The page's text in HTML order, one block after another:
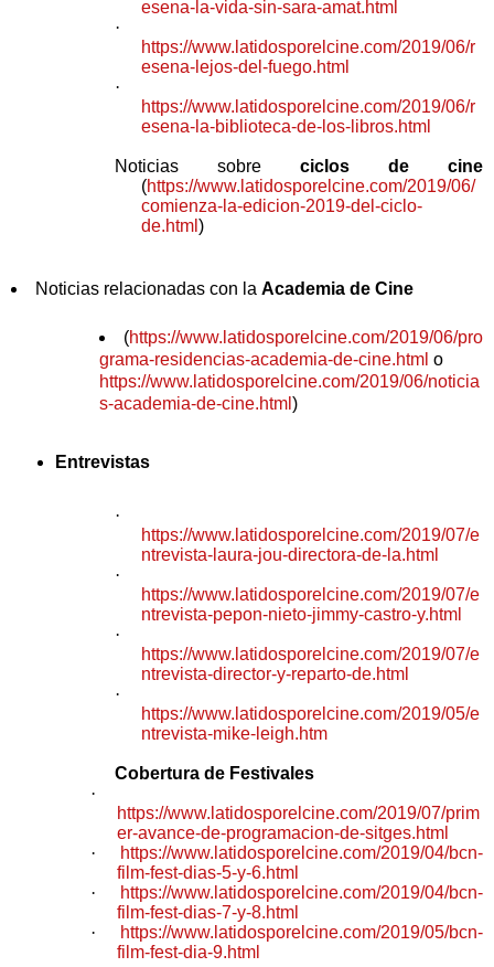
esena-la-vida-sin-sara-amat.html
·
https://www.latidosporelcine.com/2019/06/r
esena-lejos-del-fuego.html
·
https://www.latidosporelcine.com/2019/06/r
esena-la-biblioteca-de-los-libros.html
Noticias sobreciclos de cine
(https://www.latidosporelcine.com/2019/06/
comienza-la-edicion-2019-del-ciclo-
de.html)
Noticias relacionadas con la Academia de Cine
(https://www.latidosporelcine.com/2019/06/pro
grama-residencias-academia-de-cine.html o
https://www.latidosporelcine.com/2019/06/noticia
s-academia-de-cine.html )
Entrevistas
·
https://www.latidosporelcine.com/2019/07/e
ntrevista-laura-jou-directora-de-la.html
·
https://www.latidosporelcine.com/2019/07/e
ntrevista-pepon-nieto-jimmy-castro-y.html
·
https://www.latidosporelcine.com/2019/07/e
ntrevista-director-y-reparto-de.html
·
https://www.latidosporelcine.com/2019/05/e
ntrevista-mike-leigh.htm
Cobertura de Festivales
·
https://www.latidosporelcine.com/2019/07/prim
er-avance-de-programacion-de-sitges.html
·
https://www.latidosporelcine.com/2019/04/bcn-
film-fest-dias-5-y-6.html
·
https://www.latidosporelcine.com/2019/04/bcn-
film-fest-dias-7-y-8.html
·
https://www.latidosporelcine.com/2019/05/bcn-
film-fest-dia-9.html